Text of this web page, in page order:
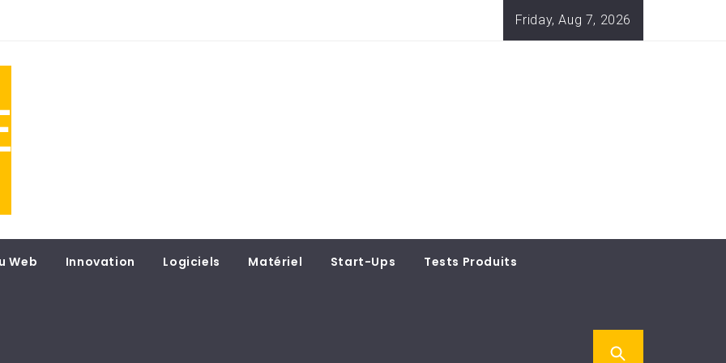
Friday, Aug 7, 2026
Web Innovation Logiciels Matériel Start-Ups Tests Produits